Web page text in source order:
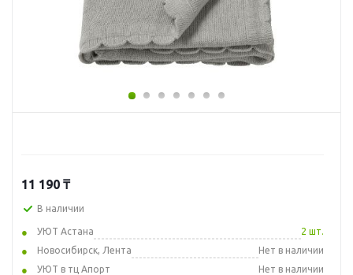
11 190 ₸
В наличии
УЮТ Астана
2 шт.
Новосибирск, Лента
Нет в наличии
УЮТ в тц Апорт
Нет в наличии